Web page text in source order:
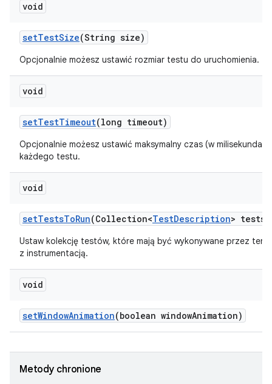
void
setTestSize(String size)
Opcjonalnie możesz ustawić rozmiar testu do uruchomienia.
void
setTestTimeout(long timeout)
Opcjonalnie możesz ustawić maksymalny czas (w
każdego testu.
void
setTestsToRun(Collection<TestDescription> tests)
Ustaw kolekcję testów, które mają być wykonywane przez ten
z instrumentacją.
void
setWindowAnimation(boolean windowAnimation)
Metody chronione